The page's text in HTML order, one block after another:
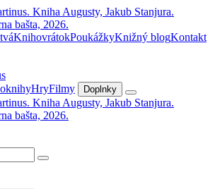
KnihovrátokPoukážkyKnižný blogKontakt
HryFilmy Doplnky